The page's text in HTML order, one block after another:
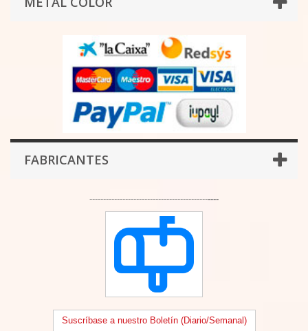
FABRICANTES
-----------------------------------------------
Suscríbase a nuestro Boletín (Diario/Semanal)